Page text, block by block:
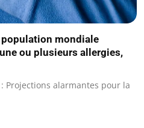
population mondiale
ou plusieurs allergies,
: Projections alarmantes pour la